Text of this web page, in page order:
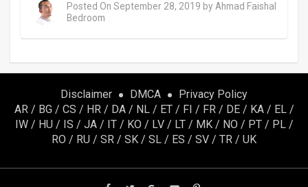
Posted On September 28, 2019 by Ahmad Faishal
Bedroom
Disclaimer DMCA
Privacy Policy
AR/ BG/ CS / HR/ DA/ NL/ ET/ FI / FR/ DE/ KA/ EL/
IW/ HU/ IS / JA/ IT/ KO / LV/ LT/ MK/ NO / PT/ PL/
RO / RU / SR / SK / SL / ES / SV / TR / UK